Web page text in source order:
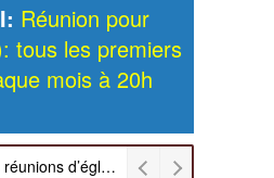
Réunion pour
tous les premiers
mois à 20h
Actuellement nos réunions d’église sont retransmises sur ZOOM les dimanches à 11h et vendredis à 20h00